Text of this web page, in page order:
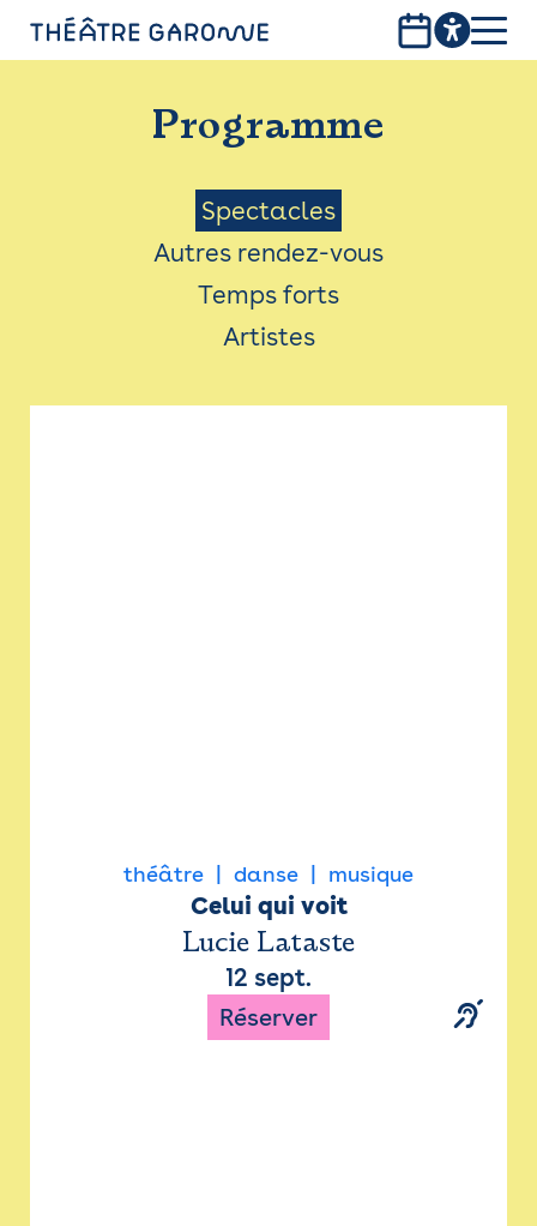
PROGRAMME
INFOS PRATIQUES
AVEC LES PUBLICS
ACCESSIBILITÉ
LES PRODUCTIONS
Programme
Menu
Saison
Spectacles
Autres rendez-vous
Temps forts
Artistes
théâtre danse musique
Celui qui voit
Lucie Lataste
12 sept.
Réserver